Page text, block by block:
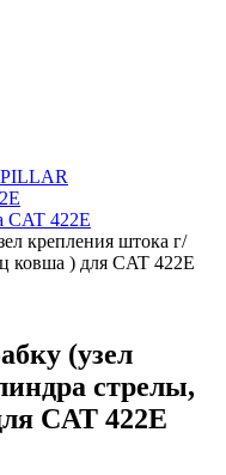
CAT 422E
крепления штока г/
ковша ) для CAT 422E
(узел
стрелы,
CAT 422E